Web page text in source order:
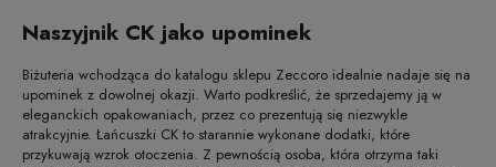
Naszyjnik CK jako upominek
Biżuteria wchodząca do katalogu sklepu Zeccoro idealnie nadaje się na
upominek z dowolnej okazji. Warto podkreślić, że sprzedajemy ją w
eleganckich opakowaniach, przez co prezentują się niezwykle
atrakcyjnie. Łańcuszki CK to starannie wykonane dodatki, które
przykuwają wzrok otoczenia. Z pewnością osoba, która otrzyma taki